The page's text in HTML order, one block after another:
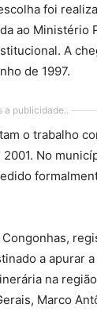
foi
ao Ministério
A
de 1997.
a publicidade..
o trabalho
No
a apurar
na
Marco